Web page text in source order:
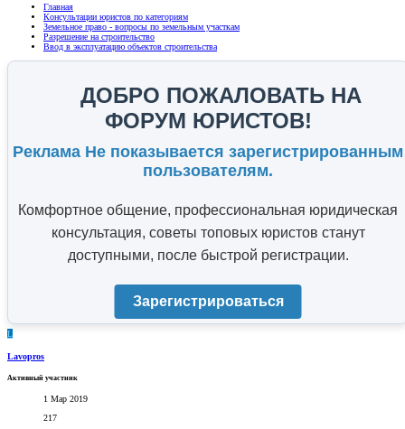
Главная
Консультации юристов по категориям
Земельное право - вопросы по земельным участкам
Разрешение на строительство
Ввод в эксплуатацию объектов строительства
ДОБРО ПОЖАЛОВАТЬ НА
ФОРУМ ЮРИСТОВ!
Реклама Не показывается зарегистрированным
пользователям.
Комфортное общение, профессиональная юридическая
консультация, советы топовых юристов станут
доступными, после быстрой регистрации.
Зарегистрироваться
L
Lavopros
Активный участник
1 Мар 2019
217